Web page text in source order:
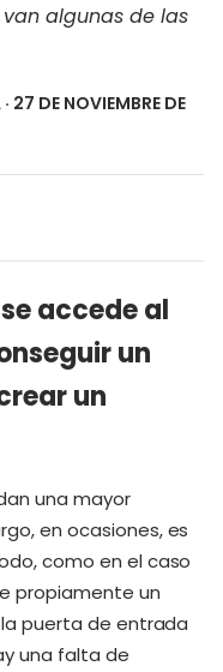
algunas de las
· 27 DE NOVIEMBRE DE
accede al
un
un
una mayor
en ocasiones, es
como en el caso
propiamente un
puerta de entrada
una falta de